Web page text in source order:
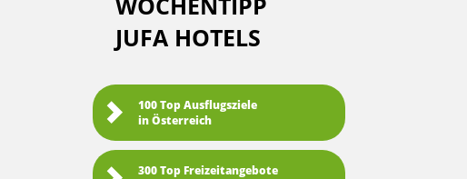
WOCHENTIPP
JUFA HOTELS
100 Top Ausflugsziele
in Österreich
300 Top Freizeitangebote